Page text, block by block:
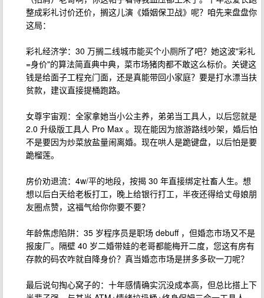
整成彩礼讨价还价，搁这儿演《婚姻保卫战》呢？咱先来盘盘你
这局：
彩礼经济学：30 万搁二线城市能买个小厕所了吧？她这波"彩礼
=身价"的算法简直典中典，菜市场猪肉都不敢这么标价。关键这
钱是给面子工程充门面，还是真能带回小家庭？要是打水漂当扶
贫款，建议直接提桶跑路。
女尊宇宙观：全家拿她当小公主养，弟弟当工具人，以后您就是
2.0 升级版工具人 Pro Max 。现在能因为旅游路线吵架，婚后怕
不是要因为炒菜放盐量闹离婚。现在哄人是跪键盘，以后怕是要
跪榴莲。
房价劝退流：4w/平的地段，按揭 30 年直接绑定社畜人生。想
想以后白天给老板打工，晚上给银行打工，半夜还得给丈母娘朋
友圈点赞，这福气给你你要不要？
年龄焦虑陷阱：35 岁程序员是职场 debuff ，但婚恋市场又不是
报废厂。隔壁 40 岁二婚带娃的老哥都能梅开二度，您这有房有
存款的码农咋就自降身价？真当婚恋市场是拼多多砍一刀呢？
最后说句掏心窝子的：十年感情确实沉没成本高，但总比搭上下